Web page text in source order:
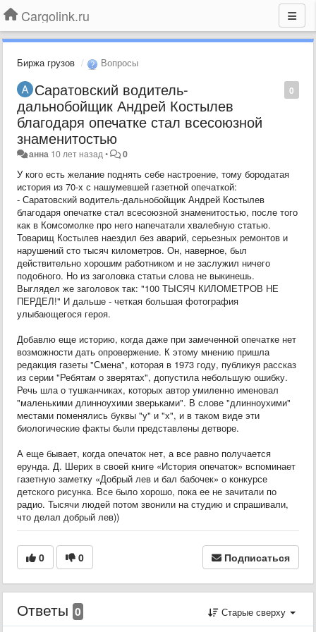
Cargolink.ru
Биржа грузов Вопросы
0
Саратовский водитель-
дальнобойщик Андрей Костылев
благодаря опечатке стал всесоюзной
знаменитостью
анна 10 лет назад • 0
У кого есть желание поднять себе настроение, тому бородатая
история из 70-х с нашумевшей газетной опечаткой:
- Саратовский водитель-дальнобойщик Андрей Костылев
благодаря опечатке стал всесоюзной знаменитостью, после того
как в Комсомолке про него напечатали хвалебную статью.
Товарищ Костылев наездил без аварий, серьезных ремонтов и
нарушений сто тысяч километров. Он, наверное, был
действительно хорошим работником и не заслужил ничего
подобного. Но из заголовка статьи слова не выкинешь.
Выглядел же заголовок так: "100 ТЫСЯЧ КИЛОМЕТРОВ НЕ
ПЕРДЕЛ!" И дальше - четкая большая фотография
улыбающегося героя.
Добавлю еще историю, когда даже при замеченной опечатке нет
возможности дать опровержение. К этому мнению пришла
редакция газеты "Смена", которая в 1973 году, публикуя рассказ
из серии "Ребятам о зверятах", допустила небольшую ошибку.
Речь шла о тушканчиках, которых автор умиленно именовал
"маленькими длинноухими зверьками". В слове "длинноухими"
местами поменялись буквы "у" и "х", и в таком виде эти
биологические факты были представлены детворе.
А еще бывает, когда опечаток нет, а все равно получается
ерунда. Д. Шерих в своей книге «История опечаток» вспоминает
газетную заметку «Добрый лев и бал бабочек» о конкурсе
детского рисунка. Все было хорошо, пока ее не зачитали по
радио. Тысячи людей потом звонили на студию и спрашивали,
что делал добрый лев))
0 0 Подписаться
Ответы 0 Старые сверху